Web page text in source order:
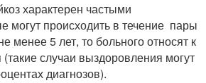
характерен частыми
могут происходить в течение пары
менее 5 лет, то больного относят к
случаи выздоровления могут
диагнозов).